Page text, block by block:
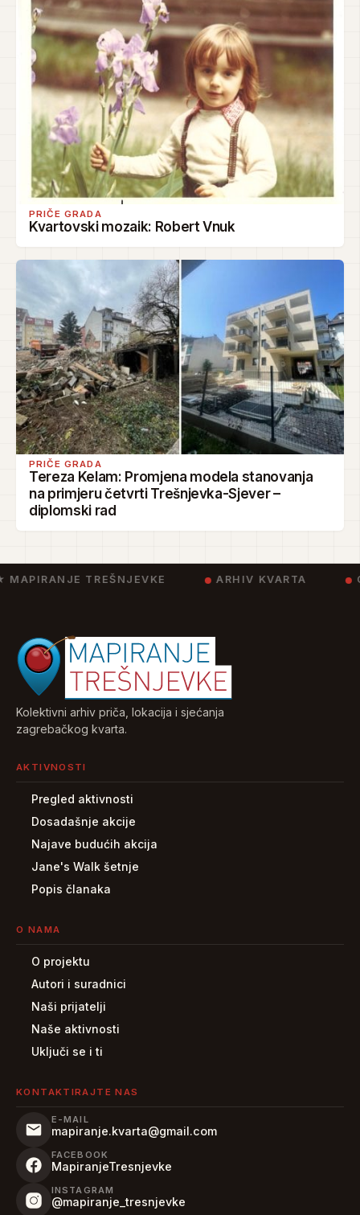
PRIČE GRADA
Kvartovski mozaik: Robert Vnuk
PRIČE GRADA
Tereza Kelam: Promjena modela stanovanja
na primjeru četvrti Trešnjevka-Sjever –
diplomski rad
TREŠNJEVKE ARHIV KVARTA
Kolektivni arhiv priča, lokacija i sjećanja
zagrebačkog kvarta.
AKTIVNOSTI
Pregled aktivnosti
Dosadašnje akcije
Najave budućih akcija
Jane's Walk šetnje
Popis članaka
O NAMA
O projektu
Autori i suradnici
Naši prijatelji
Naše aktivnosti
Uključi se i ti
KONTAKTIRAJTE NAS
E-MAIL
mapiranje.kvarta@gmail.com
FACEBOOK
MapiranjeTresnjevke
INSTAGRAM
@mapiranje_tresnjevke